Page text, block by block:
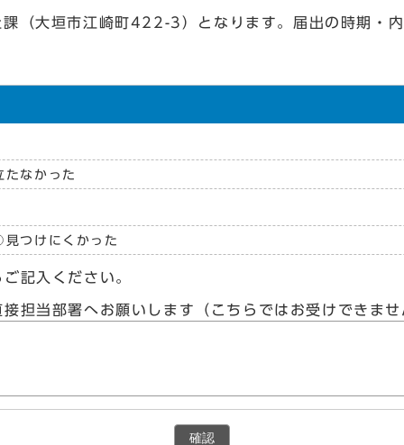
（大垣市江崎町422-3）となります。届出の時期・
たなかった
見つけにくかった
記入ください。
担当部署へお願いします（こちらではお受けできま
確認